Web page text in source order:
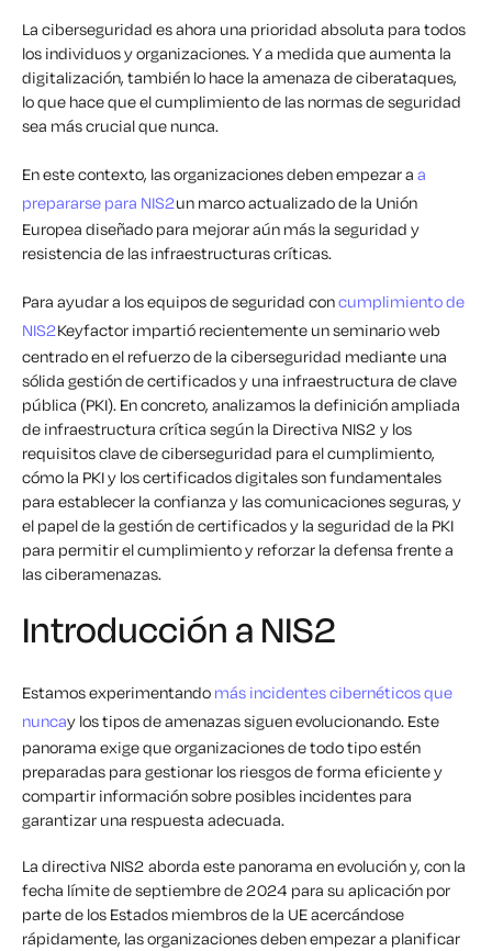
La ciberseguridad es ahora una prioridad absoluta para todos
los individuos y organizaciones. Y a medida que aumenta la
digitalización, también lo hace la amenaza de ciberataques,
lo que hace que el cumplimiento de las normas de seguridad
sea más crucial que nunca.
En este contexto, las organizaciones deben empezar a a
prepararse para NIS2un marco actualizado de la Unión
Europea diseñado para mejorar aún más la seguridad y
resistencia de las infraestructuras críticas.
Para ayudar a los equipos de seguridad concumplimiento de
NIS2Keyfactor impartió recientemente un seminario web
centrado en el refuerzo de la ciberseguridad mediante una
sólida gestión de certificados y una infraestructura de clave
pública (PKI). En concreto, analizamos la definición ampliada
de infraestructura crítica según la Directiva NIS2 y los
requisitos clave de ciberseguridad para el cumplimiento,
cómo la PKI y los certificados digitales son fundamentales
para establecer la confianza y las comunicaciones seguras, y
el papel de la gestión de certificados y la seguridad de la PKI
para permitir el cumplimiento y reforzar la defensa frente a
las ciberamenazas.
Introducción a NIS2
Estamos experimentando más incidentes cibernéticos que
nuncay los tipos de amenazas siguen evolucionando. Este
panorama exige que organizaciones de todo tipo estén
preparadas para gestionar los riesgos de forma eficiente y
compartir información sobre posibles incidentes para
garantizar una respuesta adecuada.
La directiva NIS2 aborda este panorama en evolución y, con la
fecha límite de septiembre de 2024 para su aplicación por
parte de los Estados miembros de la UE acercándose
rápidamente, las organizaciones deben empezar a planificar